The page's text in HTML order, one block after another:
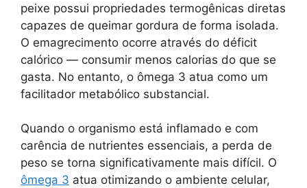
peixe possui propriedades termogênicas diretas
capazes de queimar gordura de forma isolada.
O emagrecimento ocorre através do déficit
calórico — consumir menos calorias do que se
gasta. No entanto, o ômega 3 atua como um
facilitador metabólico substancial.
Quando o organismo está inflamado e com
carência de nutrientes essenciais, a perda de
peso se torna significativamente mais difícil. O
ômega 3 atua otimizando o ambiente celular,